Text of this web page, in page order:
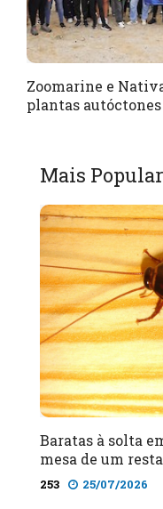
Zoomarine e
plantas
Mais
Baratas à solta
mesa de um
253 25/07/2026